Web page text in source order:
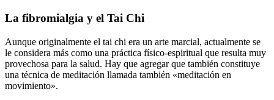
La fibromialgia y el Tai Chi
Aunque originalmente el tai chi era un arte marcial, actualmente se
le considera más como una práctica físico-espiritual que resulta muy
provechosa para la salud. Hay que agregar que también constituye
una técnica de meditación llamada también «meditación en
movimiento».